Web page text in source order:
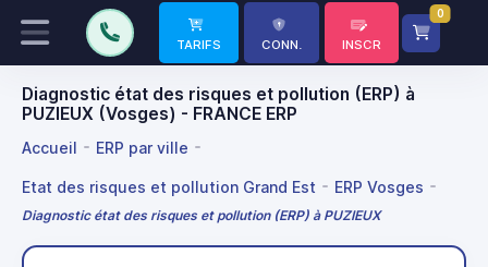
TARIFS CONN. INSCR
0
Diagnostic état des risques et pollution (ERP) à
PUZIEUX (Vosges) - FRANCE ERP
Accueil ERP par ville
Etat des risques et pollution Grand Est ERP Vosges
Diagnostic état des risques et pollution (ERP) à PUZIEUX